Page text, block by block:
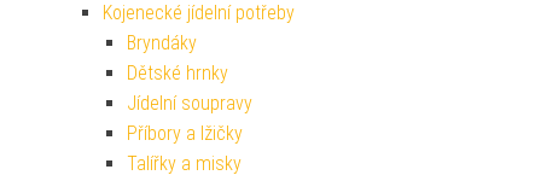
Kojenecké jídelní potřeby
Bryndáky
Dětské hrnky
Jídelní soupravy
Příbory a lžičky
Talířky a misky